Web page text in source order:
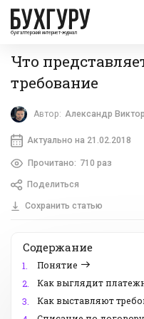
бухгалтерский интернет-журнал
Что
требование
Автор: Александр
Актуально на 21.02.2018
Прочитано: 710 раз
Поделиться
Сохранить статью
Содержание
1.
Понятие
2.
Как выглядит
3.
Как выставляют